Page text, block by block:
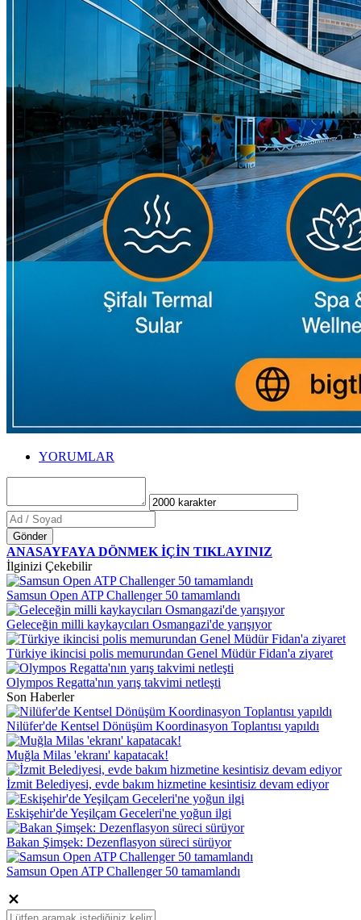
YORUMLAR
Gönder
ANASAYFAYA DÖNMEK İÇİN TIKLAYINIZ
İlginizi Çekebilir
Samsun Open ATP Challenger 50 tamamlandı
Geleceğin milli kaykaycıları Osmangazi'de yarışıyor
Türkiye ikincisi polis memurundan Genel Müdür Fidan'a ziyaret
Olympos Regatta'nın yarış takvimi netleşti
Son Haberler
Nilüfer'de Kentsel Dönüşüm Koordinasyon Toplantısı yapıldı
Muğla Milas 'ekranı' kapatacak!
İzmit Belediyesi, evde bakım hizmetine kesintisiz devam ediyor
Eskişehir'de Yeşilçam Geceleri'ne yoğun ilgi
Bakan Şimşek: Dezenflasyon süreci sürüyor
Samsun Open ATP Challenger 50 tamamlandı